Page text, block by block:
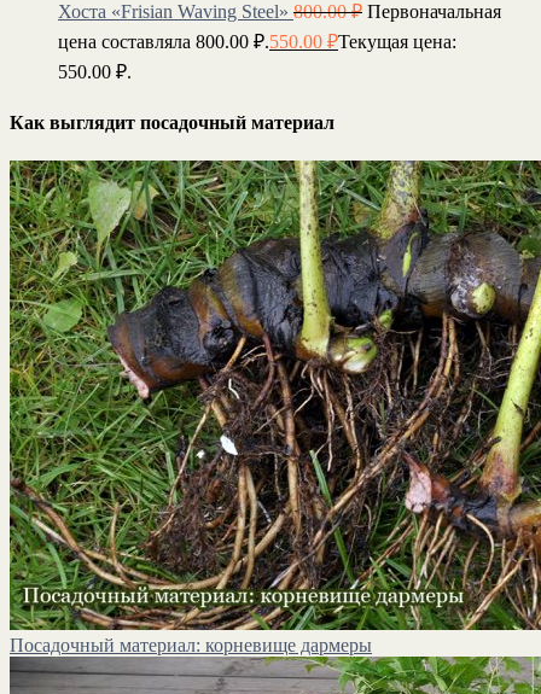
Хоста «Frisian Waving Steel» 800.00₽ Первоначальная
цена составляла 800.00 ₽.550.00 ₽Текущая цена:
550.00 ₽.
Как выглядит посадочный материал
Посадочный материал: корневище дармеры